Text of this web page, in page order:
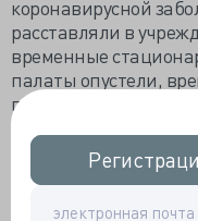
коронавирусной
расставляли в
временные
палаты опустели,
пандемии не
коек.
Сокращение
необходимость, ни в
свидетельствующая